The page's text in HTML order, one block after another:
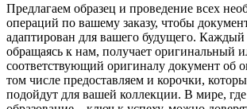
Предлагаем образец и проведение всех
операций по вашему заказу, чтобы
адаптирован для вашего будущего. Каждый
обращаясь к нам, получает оригинальный
соответствующий оригиналу документ об
том числе предоставляем и корочки,
подойдут для вашей коллекции. В мире,